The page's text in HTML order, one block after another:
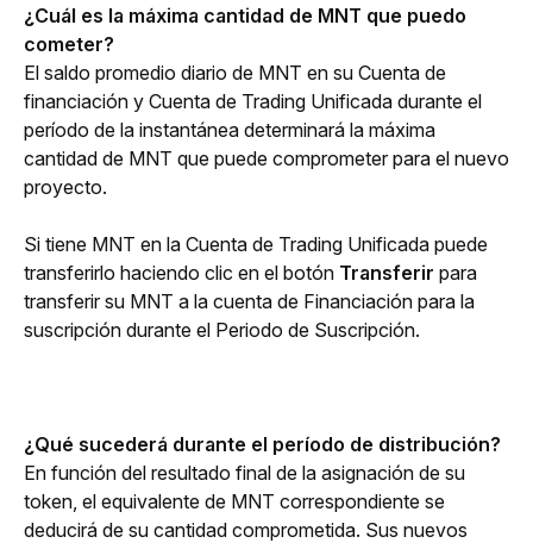
¿Cuál es la máxima cantidad de MNT que puedo
cometer?
El saldo promedio diario de MNT en su Cuenta de
financiación y Cuenta de Trading Unificada durante el
período de la instantánea determinará la máxima
cantidad de MNT que puede comprometer para el nuevo
proyecto.
Si tiene MNT en la Cuenta de Trading Unificada puede
transferirlo haciendo clic en el botón Transferir para
transferir su MNT a la cuenta de Financiación para la
suscripción durante el Periodo de Suscripción.
¿Qué sucederá durante el período de distribución?
En función del resultado final de la asignación de su
token, el equivalente de MNT correspondiente se
deducirá de su cantidad comprometida. Sus nuevos